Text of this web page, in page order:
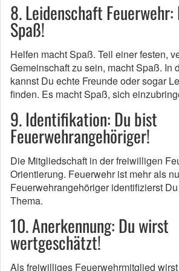
8. Leidenschaft
Spaß!
Helfen macht Spaß. Teil einer festen,
Gemeinschaft zu sein, macht Spaß. In
kannst Du echte Freunde oder sogar
finden. Es macht Spaß, sich
9. Identifikation: Du bist
Feuerwehrangehöriger!
Die Mitgliedschaft in der freiwilligen
Orientierung. Feuerwehr ist mehr als
Feuerwehrangehöriger identifizierst
Thema.
10. Anerkennung: Du wirst
wertgeschätzt!
Als freiwilliges Feuerwehrmitglied